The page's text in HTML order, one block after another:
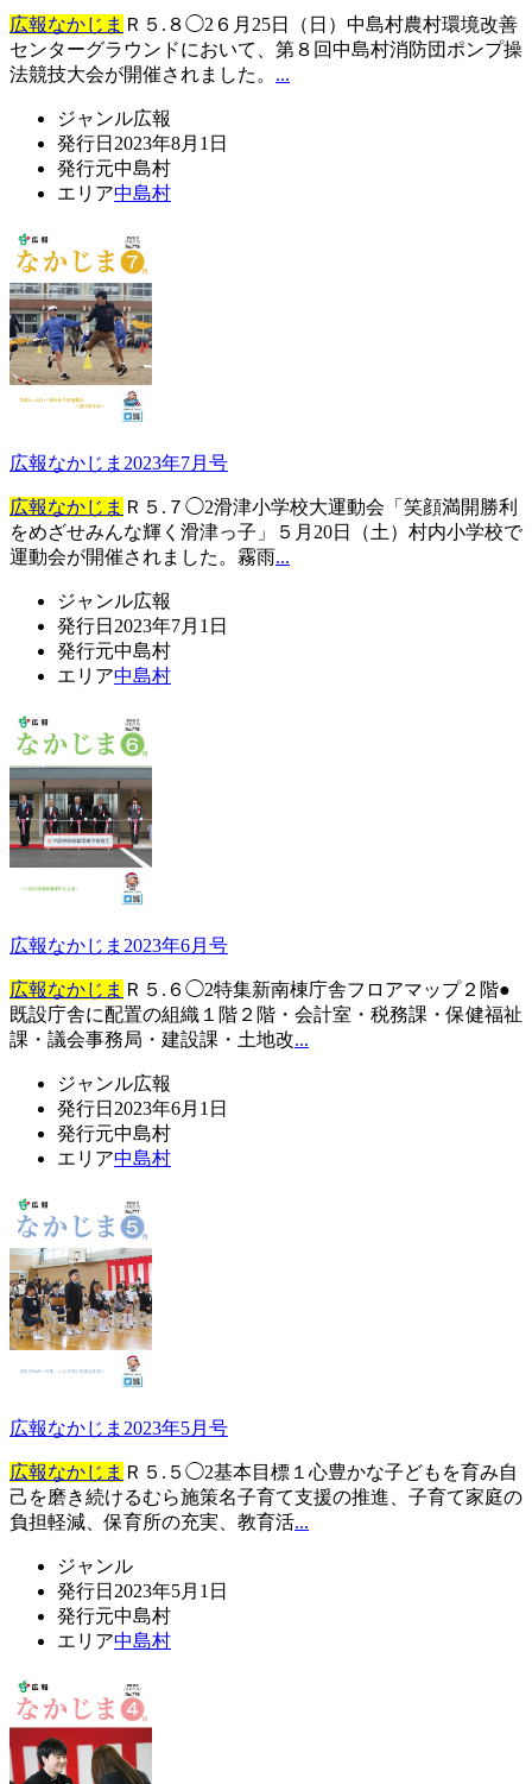
広報なかじま Ｒ５.８◯2６月25日（日）中島村農村環境改善
センターグラウンドにおいて、第８回中島村消防団ポンプ操
法競技大会が開催されました。 ...
ジャンル広報
発行日 2023年8月1日
発行元中島村
エリア中島村
広報なかじま2023年7月号
広報なかじま Ｒ５.７◯2滑津小学校大運動会「笑顔満開勝利
をめざせみんな輝く滑津っ子」５月20日（土）村内小学校で
運動会が開催されました。霧雨...
ジャンル広報
発行日 2023年7月1日
発行元中島村
エリア中島村
広報なかじま2023年6月号
広報なかじま Ｒ５.６◯2特集新南棟庁舎フロアマップ２階●
既設庁舎に配置の組織１階２階・会計室・税務課・保健福祉
課・議会事務局・建設課・土地改...
ジャンル広報
発行日 2023年6月1日
発行元中島村
エリア中島村
広報なかじま2023年5月号
広報なかじま Ｒ５.５◯2基本目標１心豊かな子どもを育み自
己を磨き続けるむら施策名子育て支援の推進、子育て家庭の
負担軽減、保育所の充実、教育活...
ジャンル
発行日 2023年5月1日
発行元中島村
エリア中島村